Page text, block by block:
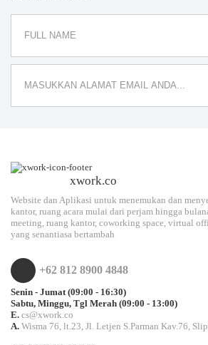
xwork.co
Website dan Aplikasi untuk menemukan dan
kantor, ruang acara mulai dari perjam hingga
meeting, ruang kantor, coworking space, virtual
yang senantiasa bertambah
+62 812 8900 4848
Senin - Jumat (09:00 - 16:30)
Sabtu, Minggu, Tgl Merah (09:00 - 13:00)
E. cs@xwork.co
A. Wisma 76, lt.23, Jl. Letjen S.Parman Kav.76,